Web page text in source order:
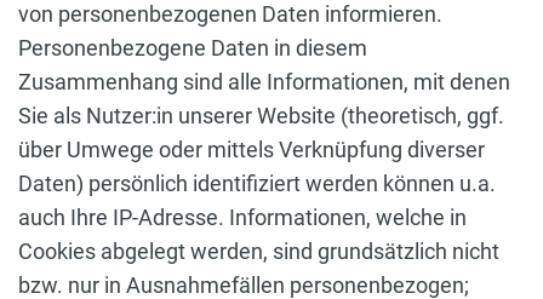
von personenbezogenen Daten informieren.
Personenbezogene Daten in diesem
Zusammenhang sind alle Informationen, mit denen
Sie als Nutzer:in unserer Website (theoretisch, ggf.
über Umwege oder mittels Verknüpfung diverser
Daten) persönlich identifiziert werden können u.a.
auch Ihre IP-Adresse. Informationen, welche in
Cookies abgelegt werden, sind grundsätzlich nicht
bzw. nur in Ausnahmefällen personenbezogen;